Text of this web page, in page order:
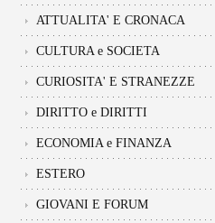
ATTUALITA' E CRONACA
CULTURA e SOCIETA
CURIOSITA' E STRANEZZE
DIRITTO e DIRITTI
ECONOMIA e FINANZA
ESTERO
GIOVANI E FORUM